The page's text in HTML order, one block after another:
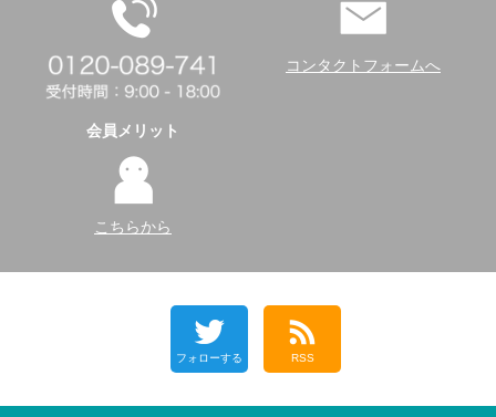
コンタクトフォームへ
会員メリット
こちらから
フォローする RSS